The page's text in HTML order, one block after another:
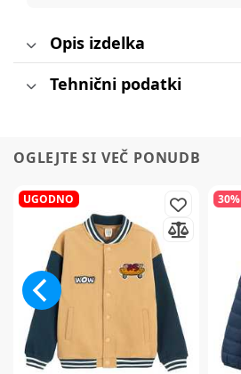
Opis izdelka
Tehnični podatki
OGLEJTE SI VEČ PONUDB
UGODNO 30%